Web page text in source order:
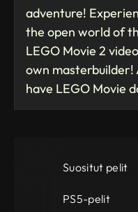
adventure!
the open world of
LEGO Movie 2
own masterbuilder!
have LEGO Movie
Suositut pelit
PS5-pelit